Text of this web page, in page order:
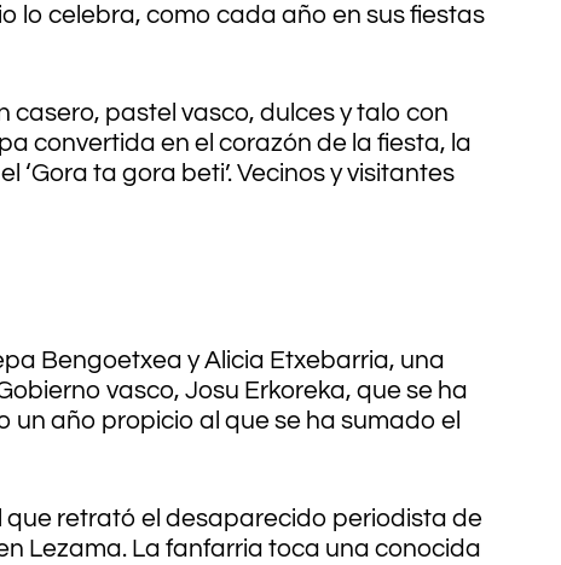
lo celebra, como cada año en sus fiestas
casero, pastel vasco, dulces y talo con
convertida en el corazón de la fiesta, la
ta gora beti’. Vecinos y visitantes
Bengoetxea y Alicia Etxebarria, una
vasco, Josu Erkoreka, que se ha
un año propicio al que se ha sumado el
que retrató el desaparecido periodista de
Lezama. La fanfarria toca una conocida